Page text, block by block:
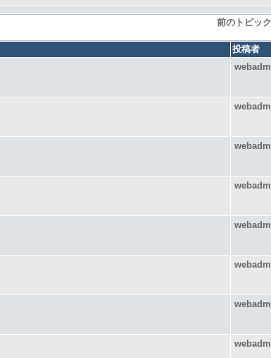
前のトピック
投稿者
webadm
webadm
webadm
webadm
webadm
webadm
webadm
webadm